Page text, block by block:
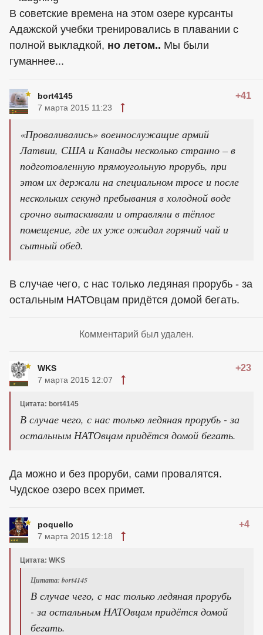
В советские времена на этом озере курсанты
Адажской учебки тренировались в плавании с
полной выкладкой, но летом.. Мы были
гуманнее...
bort4145 +41
7 марта 2015 11:23
«Проваливались» военнослужащие армий
Латвии, США и Канады несколько странно – в
подготовленную прямоугольную прорубь, при
этом их держали на специальном тросе и после
нескольких секунд пребывания в холодной воде
срочно вытаскивали и отравляли в тёплое
помещение, где их уже ожидал горячий чай и
сытный обед.
В случае чего, с нас только ледяная прорубь - за
остальным НАТОвцам придётся домой бегать.
Комментарий был удален.
WKS +23
7 марта 2015 12:07
Цитата: bort4145
В случае чего, с нас только ледяная прорубь - за
остальным НАТОвцам придётся домой бегать.
Да можно и без проруби, сами провалятся.
Чудское озеро всех примет.
poquello +4
7 марта 2015 12:18
Цитата: WKS
Цитата: bort4145
В случае чего, с нас только ледяная прорубь
- за остальным НАТОвцам придётся домой
бегать.